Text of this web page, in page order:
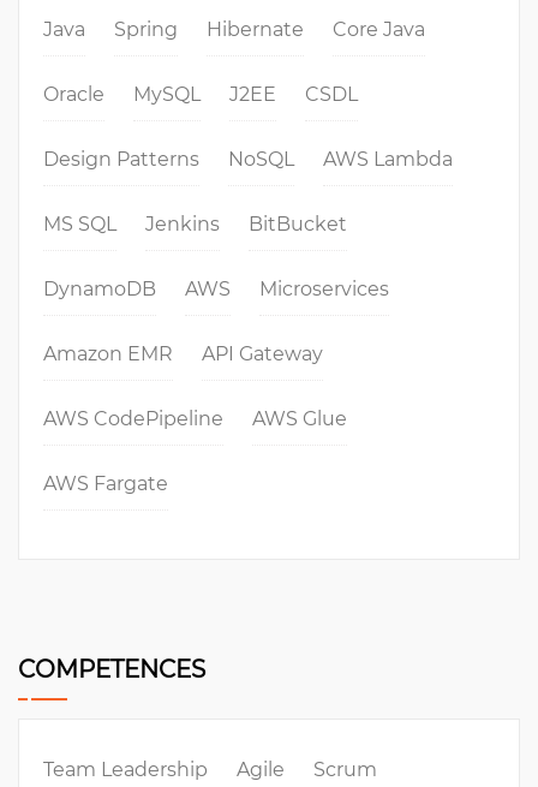
Java Spring Hibernate Core Java
Oracle MySQL J2EE CSDL
Design Patterns NoSQL AWS Lambda
MS SQL Jenkins BitBucket
DynamoDB AWS Microservices
Amazon EMR API Gateway
AWS CodePipeline AWS Glue
AWS Fargate
COMPETENCES
Team Leadership Agile Scrum